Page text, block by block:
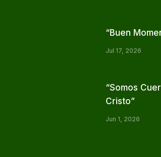
“Buen
Jul 17, 2026
“Somos
Cristo”
Jun 1, 2026